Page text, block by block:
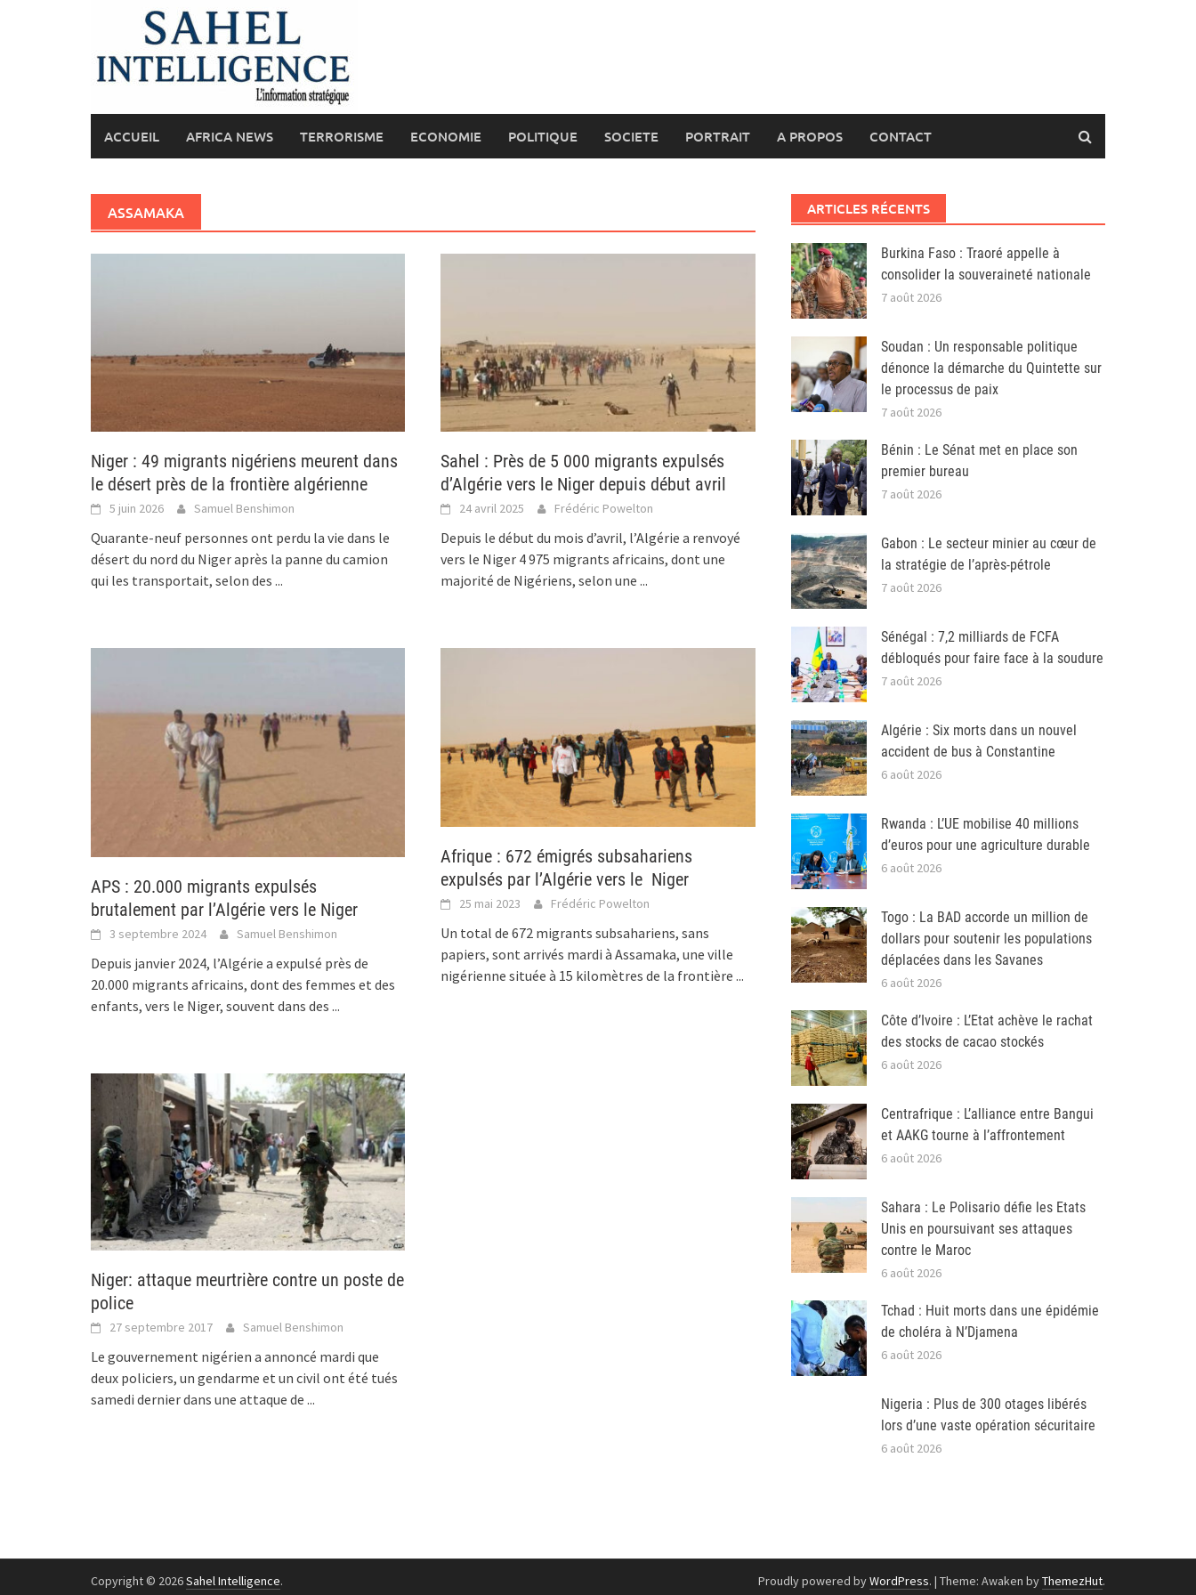
ACCUEIL AFRICA NEWS TERRORISME ECONOMIE POLITIQUE SOCIETE PORTRAIT A PROPOS CONTACT
ASSAMAKA
Niger : 49 migrants nigériens meurent dans
le désert près de la frontière algérienne
5 juin 2026 Samuel Benshimon
Quarante-neuf personnes ont perdu la vie dans le
désert du nord du Niger après la panne du camion
qui les transportait, selon des ...
Sahel : Près de 5 000 migrants expulsés
d’Algérie vers le Niger depuis début avril
24 avril 2025 Frédéric Powelton
Depuis le début du mois d’avril, l’Algérie a renvoyé
vers le Niger 4 975 migrants africains, dont une
majorité de Nigériens, selon une...
APS : 20.000 migrants expulsés
brutalement par l’Algérie vers le Niger
3 septembre 2024 Samuel Benshimon
Depuis janvier 2024, l’Algérie a expulsé près de
20.000 migrants africains, dont des femmes et des
enfants, vers le Niger, souvent dans des ...
Afrique : 672 émigrés subsahariens
expulsés par l’Algérie vers le Niger
25 mai 2023 Frédéric Powelton
Un total de 672 migrants subsahariens, sans
papiers, sont arrivés mardi à Assamaka, une ville
nigérienne située à 15 kilomètres de la frontière...
Niger: attaque meurtrière contre un poste de
police
27 septembre 2017 Samuel Benshimon
Le gouvernement nigérien a annoncé mardi que
deux policiers, un gendarme et un civil ont été tués
samedi dernier dans une attaque de ...
ARTICLES RÉCENTS
Burkina Faso : Traoré appelle à
consolider la souveraineté nationale
7 août 2026
Soudan : Un responsable politique
dénonce la démarche du Quintette sur
le processus de paix
7 août 2026
Bénin : Le Sénat met en place son
premier bureau
7 août 2026
Gabon : Le secteur minier au cœur de
la stratégie de l’après-pétrole
7 août 2026
Sénégal : 7,2 milliards de FCFA
débloqués pour faire face à la soudure
7 août 2026
Algérie : Six morts dans un nouvel
accident de bus à Constantine
6 août 2026
Rwanda : L’UE mobilise 40 millions
d’euros pour une agriculture durable
6 août 2026
Togo : La BAD accorde un million de
dollars pour soutenir les populations
déplacées dans les Savanes
6 août 2026
Côte d’Ivoire : L’Etat achève le rachat
des stocks de cacao stockés
6 août 2026
Centrafrique : L’alliance entre Bangui
et AAKG tourne à l’affrontement
6 août 2026
Sahara : Le Polisario défie les Etats
Unis en poursuivant ses attaques
contre le Maroc
6 août 2026
Tchad : Huit morts dans une épidémie
de choléra à N’Djamena
6 août 2026
Nigeria : Plus de 300 otages libérés
lors d’une vaste opération sécuritaire
6 août 2026
Copyright © 2026Sahel Intelligence. Proudly powered byWordPress. | Theme: Awaken byThemezHut.